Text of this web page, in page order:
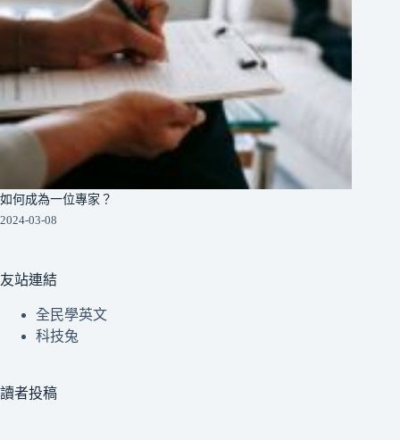
如何成為一位專家？
2024-03-08
友站連結
全民學英文
科技兔
讀者投稿